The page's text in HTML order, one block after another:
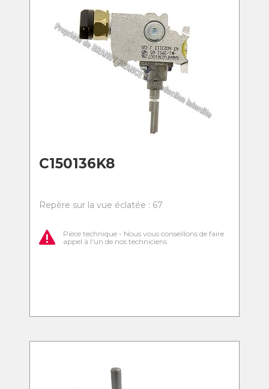
C150136K8
Repère sur la vue éclatée : 67
Pièce technique - Nous vous conseillons de faire
appel à l'un de nos techniciens